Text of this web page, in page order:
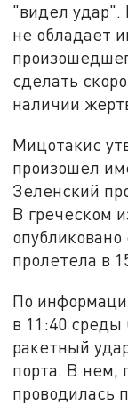
"видел удар".
не обладает
сделать
наличии
Мицотакис
произошел
Зеленский
В греческом
пролетела в
По
в 11:40
ракетный
порта. В нем,
проводилась